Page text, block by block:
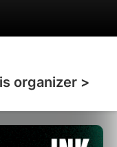
organizer >